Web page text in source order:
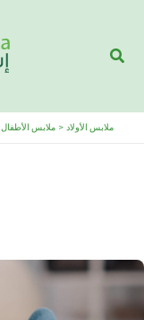
ملابس الأطفال ملابس الأولاد